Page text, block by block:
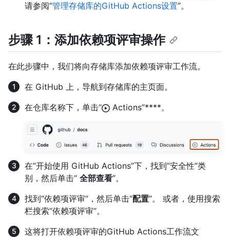
请参阅“管理存储库的GitHub Actions设置”。
步骤 1：添加依赖项评审操作
在此步骤中，我们将向存储库添加依赖项评审工作流。
在 GitHub 上，导航到存储库的主页面。
在仓库名称下，单击“
Actions”****。
在“开始使用 GitHub Actions”下，找到“安全性”类
别，然后单击“ 全部查看”。
找到“依赖项评审”，然后单击“配置”。 或者，使用搜索
栏搜索“依赖项评审”。
这将打开依赖项评审的GitHub Actions工作流文